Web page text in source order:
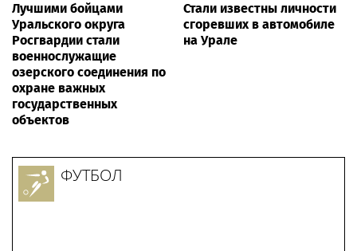
Лучшими бойцами
Уральского округа
Росгвардии стали
военнослужащие
озерского соединения по
охране важных
государственных
объектов
Стали известны личности
сгоревших в автомобиле
на Урале
ФУТБОЛ